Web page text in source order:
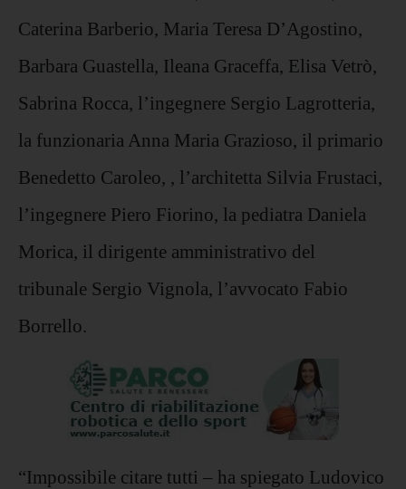
Caterina Barberio, Maria Teresa D’Agostino,
Barbara Guastella, Ileana Graceffa, Elisa Vetrò,
Sabrina Rocca, l’ingegnere Sergio Lagrotteria,
la funzionaria Anna Maria Grazioso, il primario
Benedetto Caroleo, , l’architetta Silvia Frustaci,
l’ingegnere Piero Fiorino, la pediatra Daniela
Morica, il dirigente amministrativo del
tribunale Sergio Vignola, l’avvocato Fabio
Borrello.
“Impossibile citare tutti – ha spiegato Ludovico